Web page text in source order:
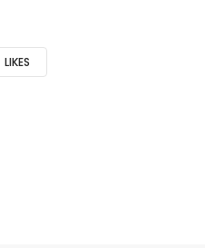
LIKES